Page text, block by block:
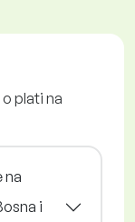
plati na
na
i